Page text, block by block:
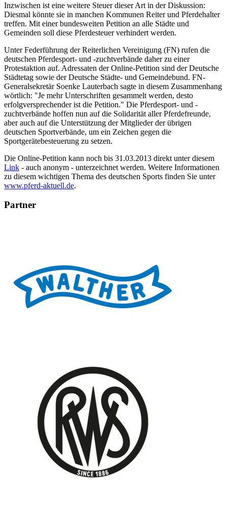
Inzwischen ist eine weitere Steuer dieser Art in der Diskussion:
Diesmal könnte sie in manchen Kommunen Reiter und Pferdehalter
treffen. Mit einer bundesweiten Petition an alle Städte und
Gemeinden soll diese Pferdesteuer verhindert werden.
Unter Federführung der Reiterlichen Vereinigung (FN) rufen die
deutschen Pferdesport- und -zuchtverbände daher zu einer
Protestaktion auf. Adressaten der Online-Petition sind der Deutsche
Städtetag sowie der Deutsche Städte- und Gemeindebund. FN-
Generalsekretär Soenke Lauterbach sagte in diesem Zusammenhang
wörtlich: "Je mehr Unterschriften gesammelt werden, desto
erfolgversprechender ist die Petition." Die Pferdesport- und -
zuchtverbände hoffen nun auf die Solidarität aller Pferdefreunde,
aber auch auf die Unterstützung der Mitglieder der übrigen
deutschen Sportverbände, um ein Zeichen gegen die
Sportgerätebesteuerung zu setzen.
Die Online-Petition kann noch bis 31.03.2013 direkt unter diesem
Link - auch anonym - unterzeichnet werden. Weitere Informationen
zu diesem wichtigen Thema des deutschen Sports finden Sie unter
www.pferd-aktuell.de.
Partner